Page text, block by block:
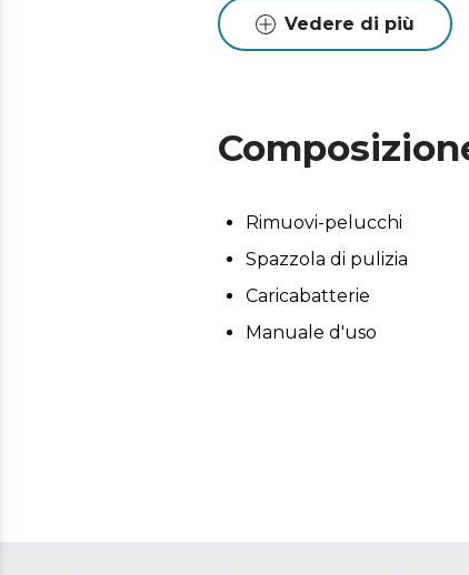
Forma ergonomica:
Serbatoio di raccolta
Vedere di più
Rimuovi-pelucchi
Spazzola di pulizia
Caricabatterie
Manuale d'uso